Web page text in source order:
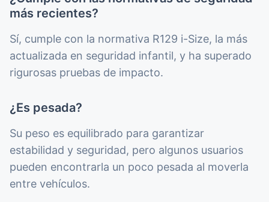
más recientes?
Sí, cumple con la normativa R129 i-Size, la más
actualizada en seguridad infantil, y ha superado
rigurosas pruebas de impacto.
¿Es pesada?
Su peso es equilibrado para garantizar
estabilidad y seguridad, pero algunos usuarios
pueden encontrarla un poco pesada al moverla
entre vehículos.